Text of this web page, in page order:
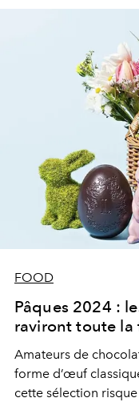
FOOD
Pâques 2024 :
raviront toute la
Amateurs de
forme d’œuf
cette sélection